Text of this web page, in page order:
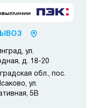
ул.
д. 18-20
обл., пос.
ул.
5В